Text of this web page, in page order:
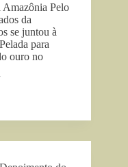
Amazônia Pelo
da
se juntou à
para
ouro no